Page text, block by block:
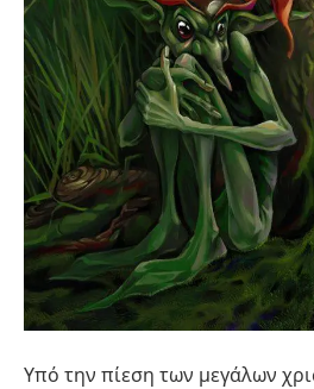
Υπό την πίεση των μεγάλων